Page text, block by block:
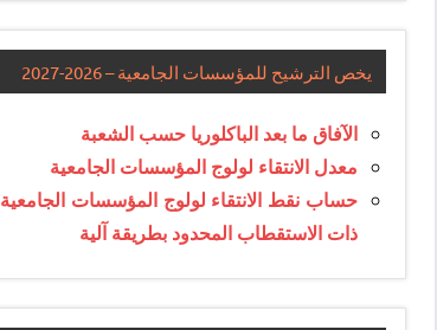
يخص الترشيح للمؤسسات الجامعية – 2026-2027
الآفاق ما بعد الباكلوريا حسب الشعبة
معدل الانتقاء لولوج المؤسسات الجامعية
حساب نقط الانتقاء لولوج المؤسسات الجامعية
ذات الاستقطاب المحدود بطريقة آلية